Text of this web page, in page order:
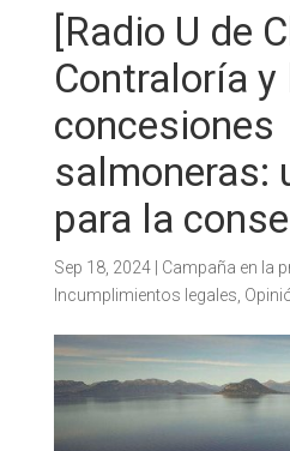
[Radio U de
Contraloría y
concesiones
salmoneras:
para la
Sep 18, 2024| Campaña en la
Incumplimientos legales